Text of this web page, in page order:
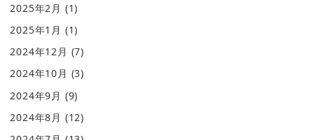
2025年2月 (1)
2025年1月 (1)
2024年12月 (7)
2024年10月 (3)
2024年9月 (9)
2024年8月 (12)